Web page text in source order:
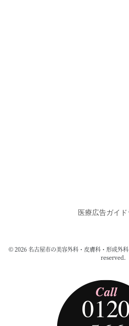
医療広告ガイ
© 2026 名古屋市の美容外科・皮膚科・形成外
reserved.